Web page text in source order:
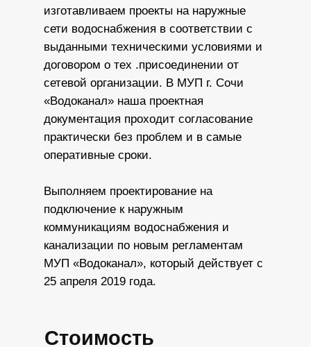
Стоимость
изготавливаем проекты на наружные
сети водоснабжения в соответствии с
выданными техническими условиями и
договором о тех .присоединении от
сетевой организации. В МУП г. Сочи
«Водоканал» наша проектная
документация проходит согласование
практически без проблем и в самые
оперативные сроки.
Выполняем проектирование на
подключение к наружным
коммуникациям водоснабжения и
канализации по новым регламентам
МУП «Водоканал», который действует с
25 апреля 2019 года.